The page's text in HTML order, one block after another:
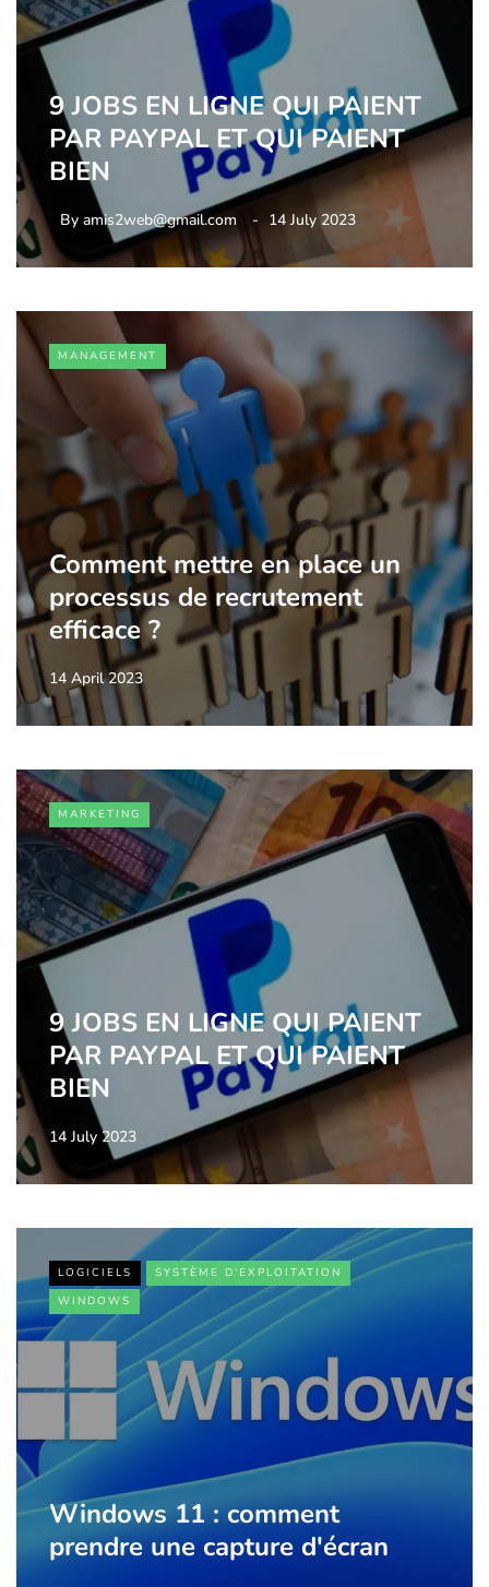
9 JOBS EN LIGNE QUI PAIENT
PAR PAYPAL ET QUI PAIENT
BIEN
By amis2web@gmail.com 14 July 2023
MANAGEMENT
Comment mettre en place un
processus de recrutement
efficace ?
14 April 2023
MARKETING
9 JOBS EN LIGNE QUI PAIENT
PAR PAYPAL ET QUI PAIENT
BIEN
14 July 2023
LOGICIELS
SYSTÈME D'EXPLOITATION
WINDOWS
Windows 11 : comment
prendre une capture d'écran